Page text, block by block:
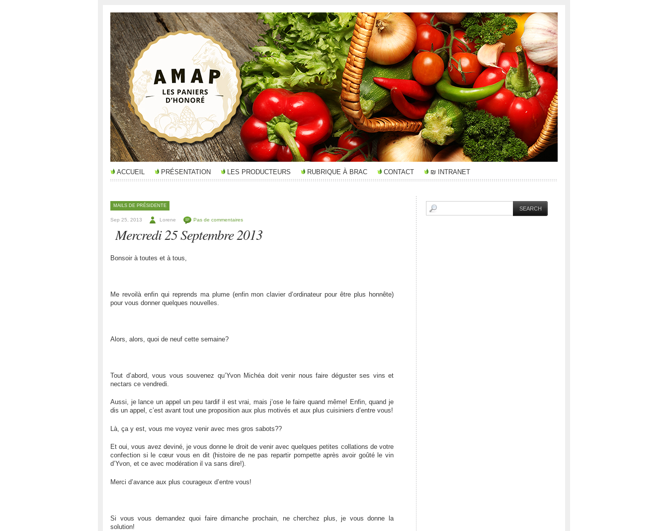
ACCUEIL PRÉSENTATION LES PRODUCTEURS RUBRIQUE À BRAC CONTACT ₪ INTRANET
MAILS DE PRÉSIDENTE
Sep 25, 2013 Lorene Pas de commentaires
Mercredi 25 Septembre 2013
Bonsoir à toutes et à tous,
Me revoilà enfin qui reprends ma plume (enfin mon clavier d’ordinateur pour être plus honnête)
pour vous donner quelques nouvelles.
Alors, alors, quoi de neuf cette semaine?
Tout d’abord, vous vous souvenez qu’Yvon Michéa doit venir nous faire déguster ses vins et
nectars ce vendredi.
Aussi, je lance un appel un peu tardif il est vrai, mais j’ose le faire quand même! Enfin, quand je
dis un appel, c’est avant tout une proposition aux plus motivés et aux plus cuisiniers d’entre vous!
Là, ça y est, vous me voyez venir avec mes gros sabots??
Et oui, vous avez deviné, je vous donne le droit de venir avec quelques petites collations de votre
confection si le cœur vous en dit (histoire de ne pas repartir pompette après avoir goûté le vin
d’Yvon, et ce avec modération il va sans dire!).
Merci d’avance aux plus courageux d’entre vous!
Si vous vous demandez quoi faire dimanche prochain, ne cherchez plus, je vous donne la
solution!